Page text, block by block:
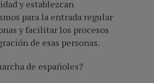
y establezcan
para la entrada regular
y facilitar los procesos
de esas personas.
de españoles?